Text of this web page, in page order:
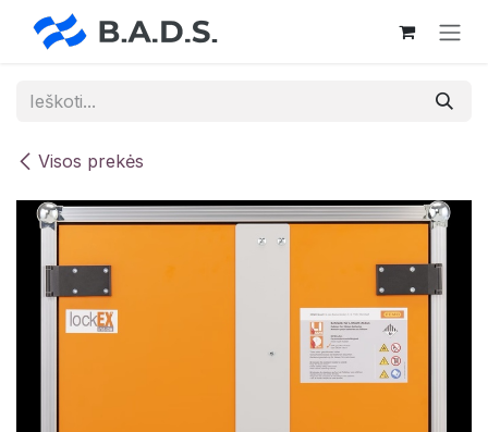
Skip to Content
Visos prekės